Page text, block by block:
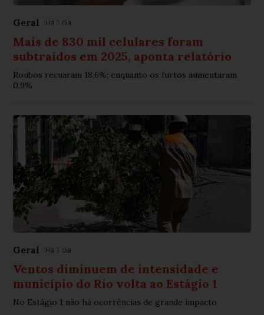
Geral Há 1 dia
Mais de 830 mil celulares foram
subtraídos em 2025, aponta relatório
Roubos recuaram 18,6%; enquanto os furtos aumentaram
0,9%
Geral Há 1 dia
Ventos diminuem de intensidade e
município do Rio volta ao Estágio 1
No Estágio 1 não há ocorrências de grande impacto